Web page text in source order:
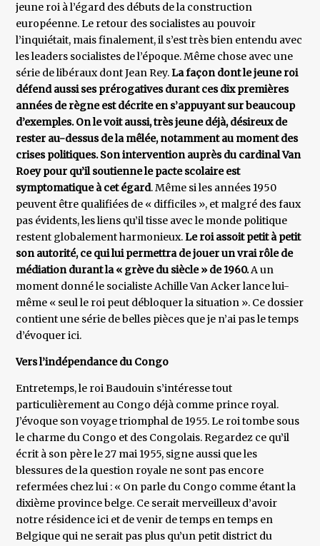
jeune roi à l’égard des débuts de la construction
européenne. Le retour des socialistes au pouvoir
l’inquiétait, mais finalement, il s’est très bien entendu avec
les leaders socialistes de l’époque. Même chose avec une
série de libéraux dont Jean Rey.La façon dont le jeune roi
défend aussi ses prérogatives durant ces dix premières
années de règne est décrite en s’appuyant sur beaucoup
d’exemples. On le voit aussi, très jeune déjà, désireux de
rester au-dessus de la mêlée, notamment au moment des
crises politiques. Son intervention auprès du cardinal Van
Roey pour qu’il soutienne le pacte scolaire est
symptomatique à cet égard. Même si les années 1950
peuvent être qualifiées de « difficiles », et malgré des faux
pas évidents, les liens qu’il tisse avec le monde politique
restent globalement harmonieux.Le roi assoit petit à petit
son autorité, ce qui lui permettra de jouer un vrai rôle de
médiation durant la « grève du siècle » de 1960.A un
moment donné le socialiste Achille Van Acker lance lui-
même « seul le roi peut débloquer la situation ». Ce dossier
contient une série de belles pièces que je n’ai pas le temps
d’évoquer ici.
Vers l’indépendance du Congo
Entretemps, le roi Baudouin s’intéresse tout
particulièrement au Congo déjà comme prince royal.
J’évoque son voyage triomphal de 1955. Le roi tombe sous
le charme du Congo et des Congolais. Regardez ce qu’il
écrit à son père le 27 mai 1955, signe aussi que les
blessures de la question royale ne sont pas encore
refermées chez lui : « On parle du Congo comme étant la
dixième province belge. Ce serait merveilleux d’avoir
notre résidence ici et de venir de temps en temps en
Belgique qui ne serait pas plus qu’un petit district du